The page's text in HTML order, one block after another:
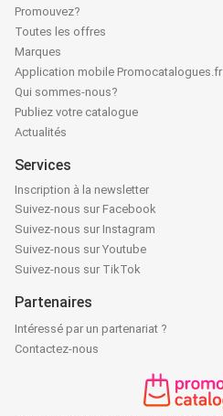
Promouvez?
Toutes les offres
Marques
Application mobile Promocatalogues.fr
Qui sommes-nous?
Publiez votre catalogue
Actualités
Services
Inscription à la newsletter
Suivez-nous sur Facebook
Suivez-nous sur Instagram
Suivez-nous sur Youtube
Suivez-nous sur TikTok
Partenaires
Intéressé par un partenariat ?
Contactez-nous